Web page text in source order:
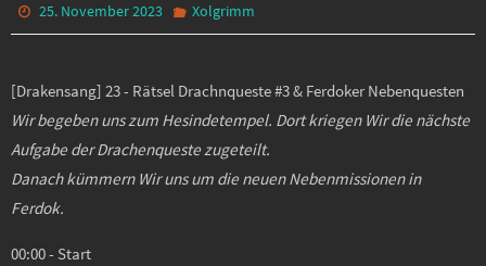
25. November 2023 Xolgrimm
[Drakensang] 23 - Rätsel Drachnqueste #3 & Ferdoker Nebenquesten
Wir begeben uns zum Hesindetempel. Dort kriegen Wir die nächste
Aufgabe der Drachenqueste zugeteilt.
Danach kümmern Wir uns um die neuen Nebenmissionen in
Ferdok.
00:00 - Start